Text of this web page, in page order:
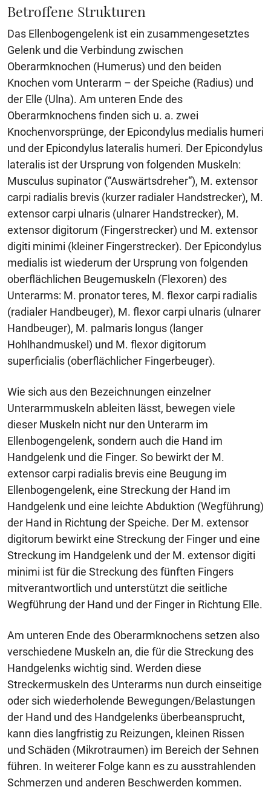
Betroffene Strukturen
Das Ellenbogengelenk ist ein zusammengesetztes
Gelenk und die Verbindung zwischen
Oberarmknochen (Humerus) und den beiden
Knochen vom Unterarm – der Speiche (Radius) und
der Elle (Ulna). Am unteren Ende des
Oberarmknochens finden sich u. a. zwei
Knochenvorsprünge, der Epicondylus medialis humeri
und der Epicondylus lateralis humeri. Der Epicondylus
lateralis ist der Ursprung von folgenden Muskeln:
Musculus supinator (“Auswärtsdreher“), M. extensor
carpi radialis brevis (kurzer radialer Handstrecker), M.
extensor carpi ulnaris (ulnarer Handstrecker), M.
extensor digitorum (Fingerstrecker) und M. extensor
digiti minimi (kleiner Fingerstrecker). Der Epicondylus
medialis ist wiederum der Ursprung von folgenden
oberflächlichen Beugemuskeln (Flexoren) des
Unterarms: M. pronator teres, M. flexor carpi radialis
(radialer Handbeuger), M. flexor carpi ulnaris (ulnarer
Handbeuger), M. palmaris longus (langer
Hohlhandmuskel) und M. flexor digitorum
superficialis (oberflächlicher Fingerbeuger).
Wie sich aus den Bezeichnungen einzelner
Unterarmmuskeln ableiten lässt, bewegen viele
dieser Muskeln nicht nur den Unterarm im
Ellenbogengelenk, sondern auch die Hand im
Handgelenk und die Finger. So bewirkt der M.
extensor carpi radialis brevis eine Beugung im
Ellenbogengelenk, eine Streckung der Hand im
Handgelenk und eine leichte Abduktion (Wegführung)
der Hand in Richtung der Speiche. Der M. extensor
digitorum bewirkt eine Streckung der Finger und eine
Streckung im Handgelenk und der M. extensor digiti
minimi ist für die Streckung des fünften Fingers
mitverantwortlich und unterstützt die seitliche
Wegführung der Hand und der Finger in Richtung Elle.
Am unteren Ende des Oberarmknochens setzen also
verschiedene Muskeln an, die für die Streckung des
Handgelenks wichtig sind. Werden diese
Streckermuskeln des Unterarms nun durch einseitige
oder sich wiederholende Bewegungen/Belastungen
der Hand und des Handgelenks überbeansprucht,
kann dies langfristig zu Reizungen, kleinen Rissen
und Schäden (Mikrotraumen) im Bereich der Sehnen
führen. In weiterer Folge kann es zu ausstrahlenden
Schmerzen und anderen Beschwerden kommen.